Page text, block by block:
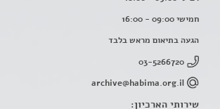
חמישי 09:00 - 16:00
הגעה בתיאום מראש בלבד
03-5266720
archive@habima.org.il
שירותי הארכיון: